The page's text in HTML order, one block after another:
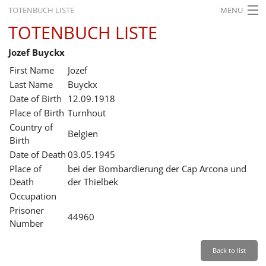
TOTENBUCH LISTE MENU
STARTSEITE
AUSSTELLUNGEN
GESCHICHTE
BILDUNG
FORSCHUNG
SERVICE
Leichte Sprache Back
Deutsch
Gebärdensprache
TOTENBUCH LISTE
Jozef Buyckx
First Name
Jozef
Last Name
Buyckx
Date of Birth 12.09.1918
Place of Birth Turnhout
Country of
Birth
Belgien
Date of Death 03.05.1945
Place of
Death
bei der Bombardierung der Cap Arcona und
der Thielbek
Occupation
Prisoner
Number
44960
Back to list